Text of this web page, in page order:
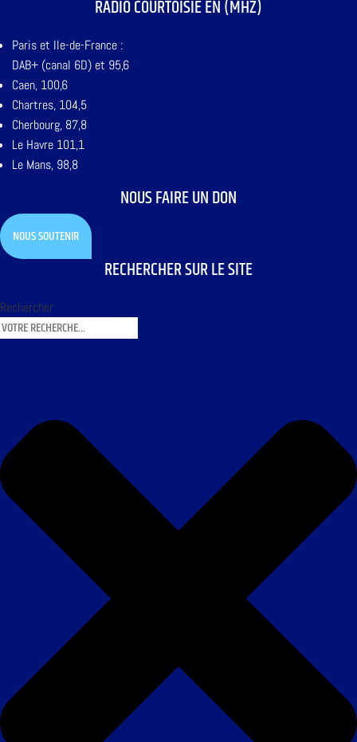
RADIO COURTOISIE EN (MHZ)
Paris et Ile-de-France :
DAB+ (canal 6D) et 95,6
Caen, 100,6
Chartres, 104,5
Cherbourg, 87,8
Le Havre 101,1
Le Mans, 98,8
NOUS FAIRE UN DON
NOUS SOUTENIR
RECHERCHER SUR LE SITE
Rechercher